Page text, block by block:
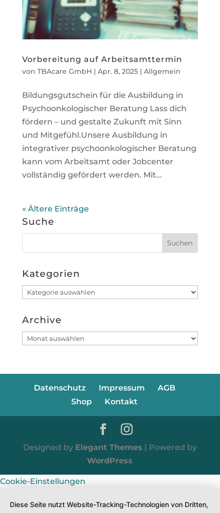
Vorbereitung auf Arbeitsamttermin
von TBAcare GmbH | Apr. 8, 2025| Allgemein
Bildungsgutschein für die Ausbildung in
Psychoonkologischer Beratung Lass dich
fördern – und gestalte Zukunft mit Sinn
und Mitgefühl.Unsere Ausbildung in
integrativer psychoonkologischer Beratung
kann vom Arbeitsamt oder Jobcenter
vollständig gefördert werden. Mit...
« Ältere Einträge
Suche
Kategorien
Kategorien
Archive
Archive
Datenschutz Impressum
AGB
Shop
Kontakt
Designed by Elegant Themes | Powered by
WordPress
Cookie-Einstellungen
Diese Seite nutzt Website-Tracking-Technologien von Dritten,